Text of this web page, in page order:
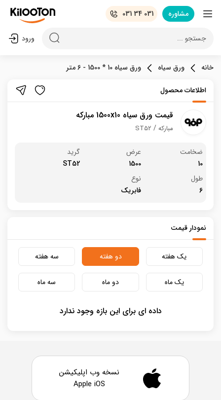
مشاوره 031 34 031
جستجو ... ورود
خانه ورق سیاه ورق سیاه 10 * 1500 - 6 متر
اطلاعات محصول
قیمت ورق سیاه 1500x10 مبارکه
ST52 مبارکه
ضخامت
10
عرض
1500
گرید
ST52
طول
6
نوع
فابریک
نمودار قیمت
یک هفته دو هفته سه هفته
یک ماه دو ماه سه ماه
داده ای برای این بازه وجود ندارد
نسخه وب اپلیکیشن
Apple iOS